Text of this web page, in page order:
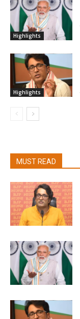
Highlights
Highlights
MUST READ